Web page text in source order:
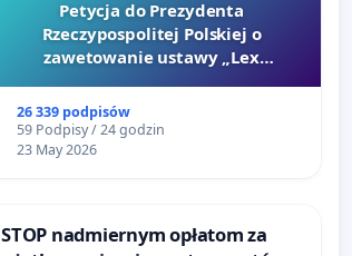
Petycja do Prezydenta
Rzeczypospolitej Polskiej o
zawetowanie ustawy „Lex
26 339 podpisów
59 Podpisy / 24 godzin
23 May 2026
STOP nadmiernym opłatom za